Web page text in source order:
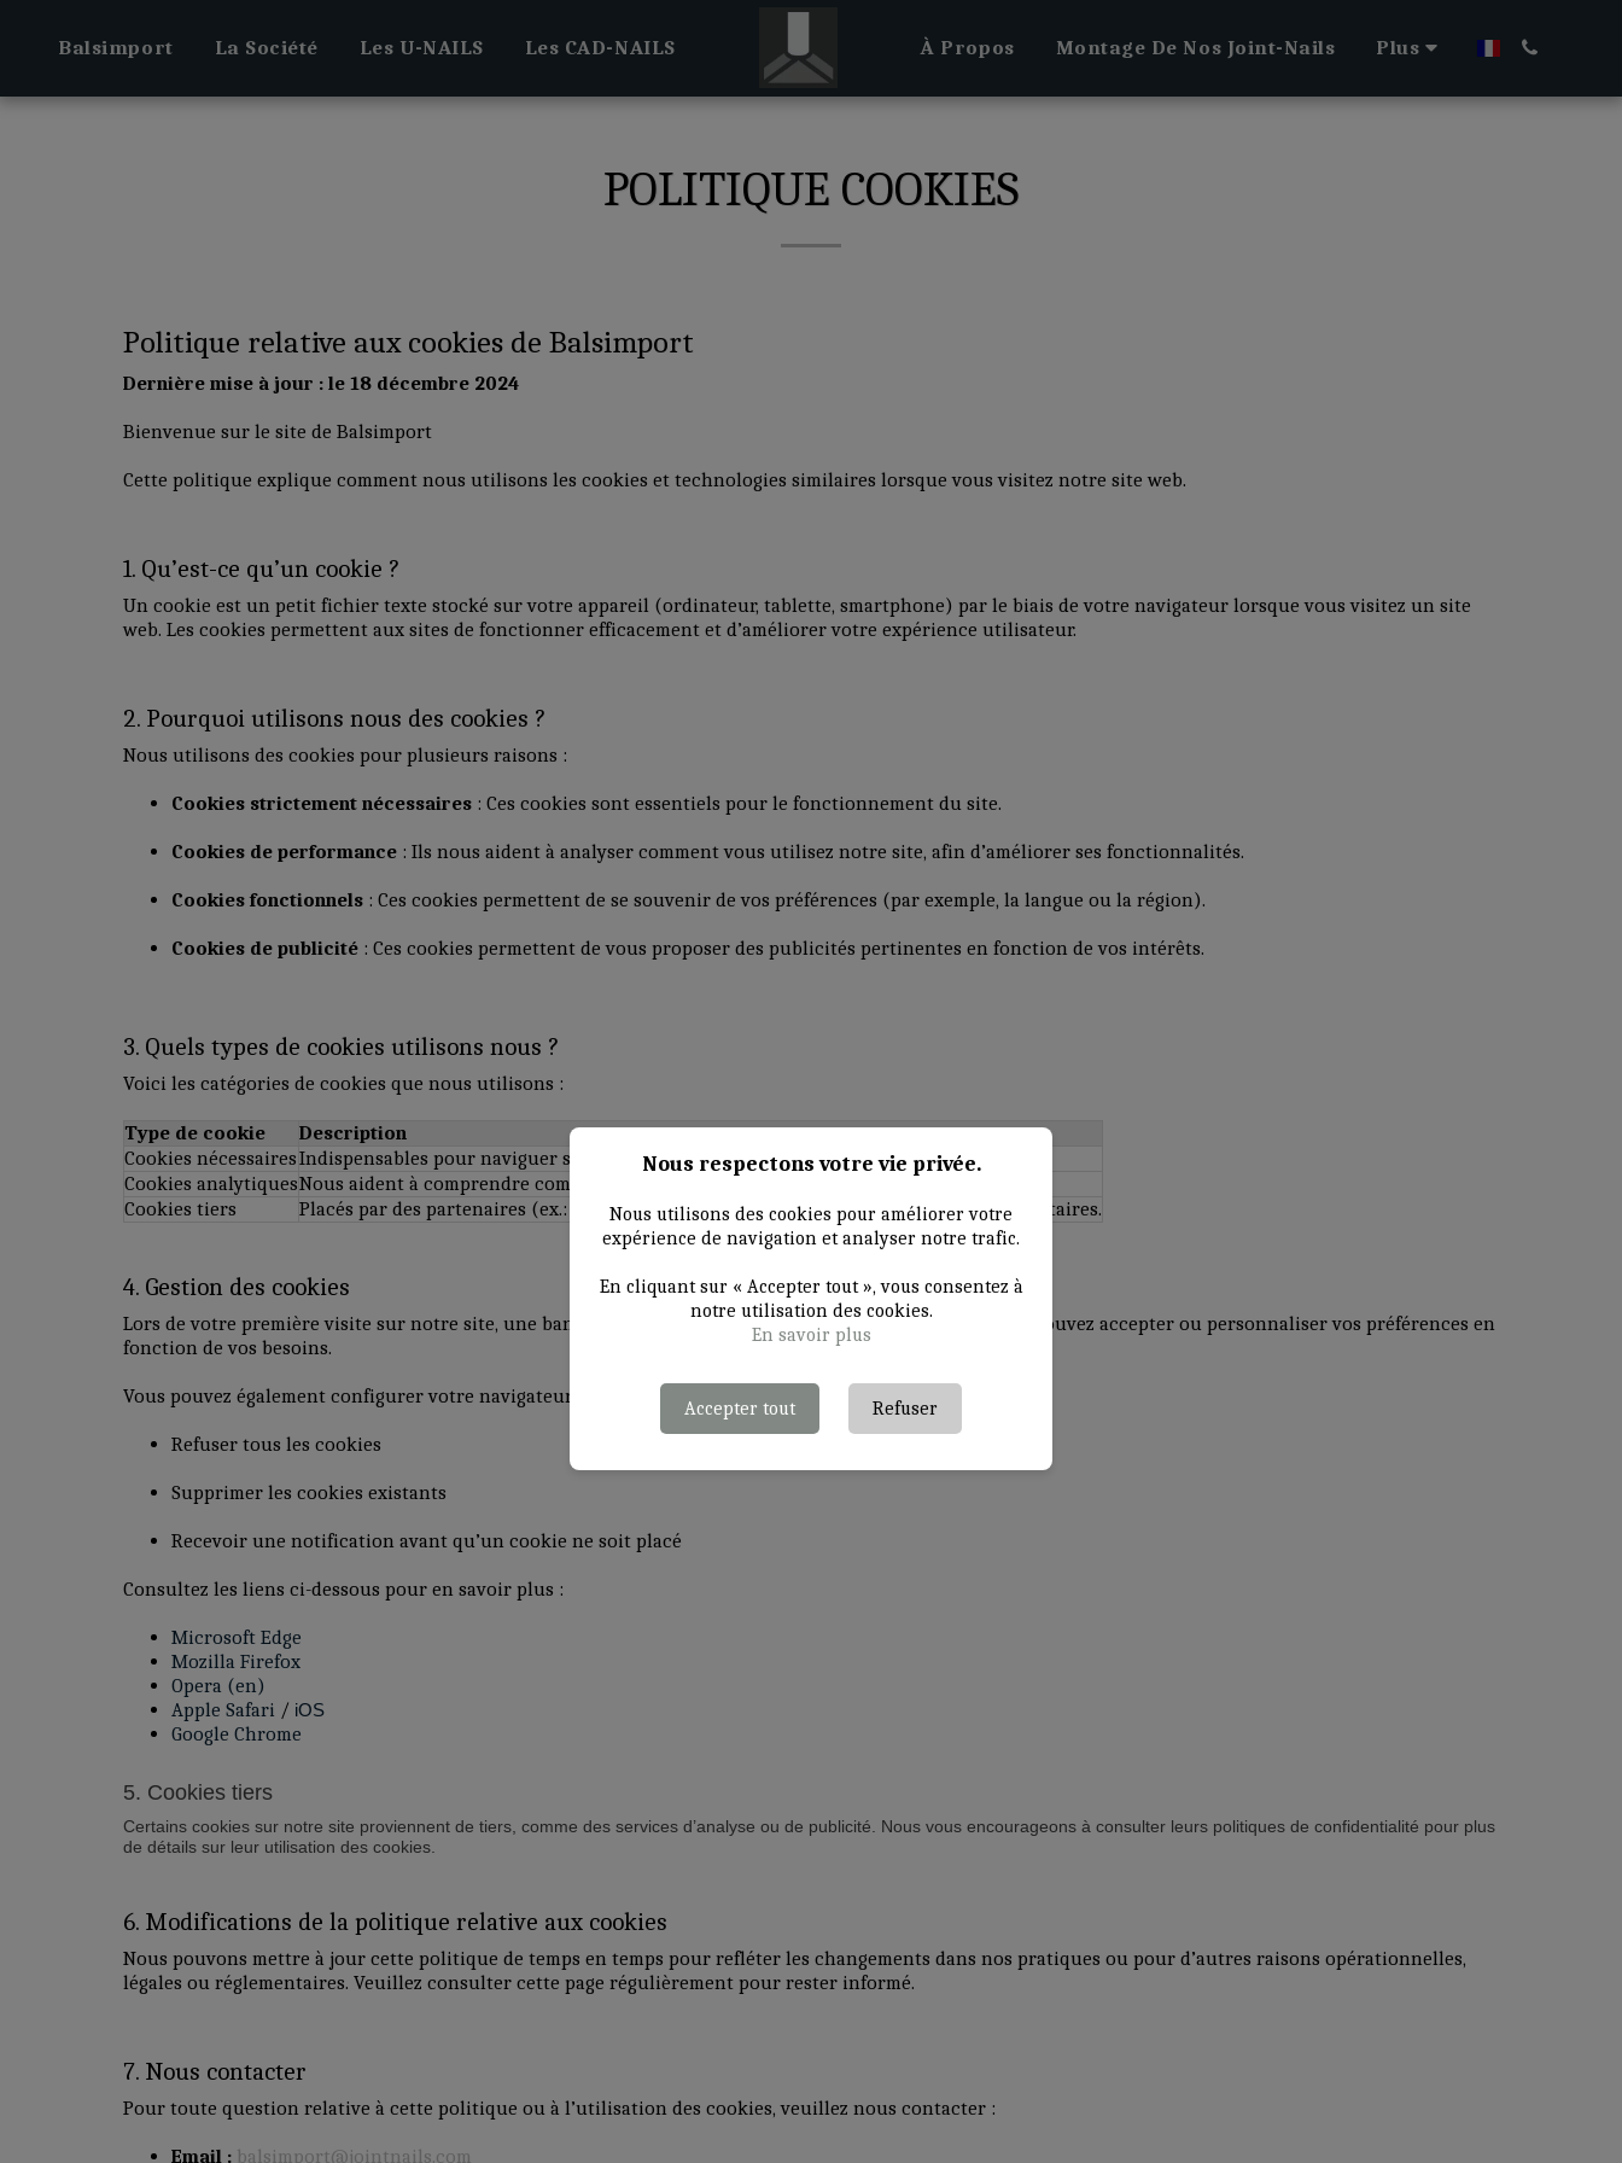
Balsimport La Société Les U-NAILS Les CAD-NAILS À Propos Montage De Nos Joint-Nails Plus
POLITIQUE COOKIES
Politique relative aux cookies de Balsimport
Dernière mise à jour : le 18 décembre 2024
Bienvenue sur le site de Balsimport
Cette politique explique comment nous utilisons les cookies et technologies similaires lorsque vous visitez notre site web.
1. Qu’est-ce qu’un cookie ?
Un cookie est un petit fichier texte stocké sur votre appareil (ordinateur, tablette, smartphone) par le biais de votre navigateur lorsque vous visitez un site
web. Les cookies permettent aux sites de fonctionner efficacement et d’améliorer votre expérience utilisateur.
2. Pourquoi utilisons nous des cookies ?
Nous utilisons des cookies pour plusieurs raisons :
Cookies strictement nécessaires : Ces cookies sont essentiels pour le fonctionnement du site.
Cookies de performance : Ils nous aident à analyser comment vous utilisez notre site, afin d’améliorer ses fonctionnalités.
Cookies fonctionnels : Ces cookies permettent de se souvenir de vos préférences (par exemple, la langue ou la région).
Cookies de publicité : Ces cookies permettent de vous proposer des publicités pertinentes en fonction de vos intérêts.
3. Quels types de cookies utilisons nous ?
Voici les catégories de cookies que nous utilisons :
Type de cookie
Description
Cookies nécessairesIndispensables pour naviguer sur notre site et utiliser ses fonctionnalités.
Cookies analytiquesNous aident à comprendre comment les utilisateurs interagissent avec notre site.
Cookies tiers
Placés par des partenaires (ex.: Google Analytics) pour fournir des services supplémentaires.
4. Gestion des cookies
Lors de votre première visite sur notre site, une bannière vous informe de l’utilisation des cookies. Vous pouvez accepter ou personnaliser vos préférences en
fonction de vos besoins.
Vous pouvez également configurer votre navigateur pour :
Refuser tous les cookies
Supprimer les cookies existants
Recevoir une notification avant qu’un cookie ne soit placé
Consultez les liens ci-dessous pour en savoir plus :
Microsoft Edge
Mozilla Firefox
Opera (en)
Apple Safari / iOS
Google Chrome
5. Cookies tiers
Certains cookies sur notre site proviennent de tiers, comme des services d’analyse ou de publicité. Nous vous encourageons à consulter leurs politiques de confidentialité pour plus
de détails sur leur utilisation des cookies.
6. Modifications de la politique relative aux cookies
Nous pouvons mettre à jour cette politique de temps en temps pour refléter les changements dans nos pratiques ou pour d’autres raisons opérationnelles,
légales ou réglementaires. Veuillez consulter cette page régulièrement pour rester informé.
7. Nous contacter
Pour toute question relative à cette politique ou à l’utilisation des cookies, veuillez nous contacter :
Email : balsimport@jointnails.com
Nous respectons votre vie privée.
Nous utilisons des cookies pour améliorer votre
expérience de navigation et analyser notre trafic.
En cliquant sur « Accepter tout », vous consentez à
notre utilisation des cookies.
En savoir plus
Accepter tout Refuser